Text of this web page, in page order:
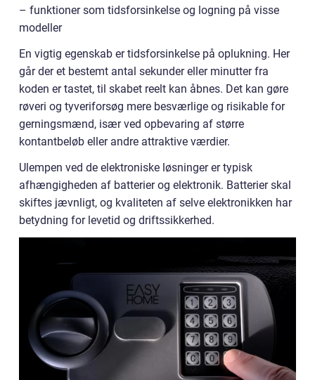
– funktioner som tidsforsinkelse og logning på visse
modeller
En vigtig egenskab er tidsforsinkelse på oplukning. Her
går der et bestemt antal sekunder eller minutter fra
koden er tastet, til skabet reelt kan åbnes. Det kan gøre
røveri og tyveriforsøg mere besværlige og risikable for
gerningsmænd, især ved opbevaring af større
kontantbeløb eller andre attraktive værdier.
Ulempen ved de elektroniske løsninger er typisk
afhængigheden af batterier og elektronik. Batterier skal
skiftes jævnligt, og kvaliteten af selve elektronikken har
betydning for levetid og driftssikkerhed.